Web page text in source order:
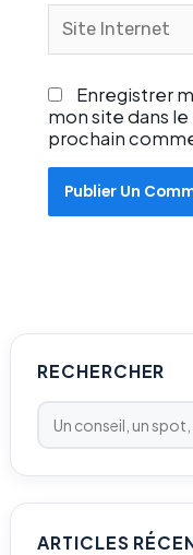
Site
Internet
Enregistrer
mon site dans
prochain
RECHERCHER
ARTICLES